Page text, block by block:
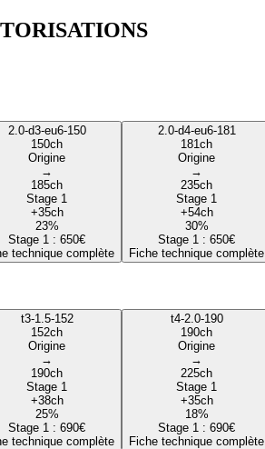
2.0-d3-eu6-150
150ch
Origine
→
185ch
Stage 1
+35ch
23%
Stage 1 : 650€
technique complète
2.0-d4-eu6-181
181ch
Origine
→
235ch
Stage 1
+54ch
30%
Stage 1 : 650€
Fiche technique complète
t3-1.5-152
152ch
Origine
→
190ch
Stage 1
+38ch
25%
Stage 1 : 690€
technique complète
t4-2.0-190
190ch
Origine
→
225ch
Stage 1
+35ch
18%
Stage 1 : 690€
Fiche technique complète